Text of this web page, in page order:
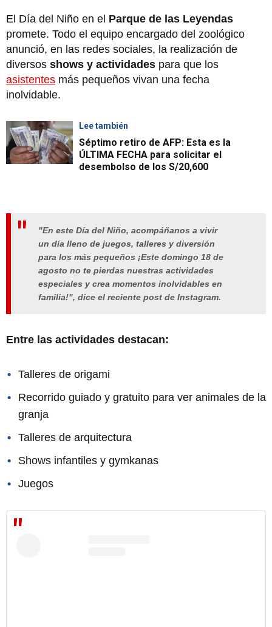
El Día del Niño en el Parque de las Leyendas
promete. Todo el equipo encargado del zoológico
anunció, en las redes sociales, la realización de
diversos shows y actividades para que los
asistentes más pequeños vivan una fecha
inolvidable.
Lee también
Séptimo retiro de AFP: Esta es la
ÚLTIMA FECHA para solicitar el
desembolso de los S/20,600
"En este Día del Niño, acompáñanos a vivir
un día lleno de juegos, talleres y diversión
para los más pequeños ¡Este domingo 18 de
agosto no te pierdas nuestras actividades
especiales y crea momentos inolvidables en
familia!", dice el reciente post de Instagram.
Entre las actividades destacan:
Talleres de origami
Recorrido guiado y gratuito para ver animales de la
granja
Talleres de arquitectura
Shows infantiles y gymkanas
Juegos